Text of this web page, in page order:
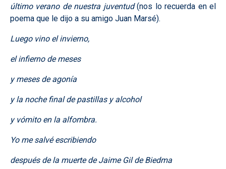
último verano de nuestra juventud(nos lo recuerda en el
poema que le dijo a su amigo Juan Marsé).
Luego vino el invierno,
el infierno de meses
y meses de agonía
y la noche final de pastillas y alcohol
y vómito en la alfombra.
Yo me salvé escribiendo
después de la muerte de Jaime Gil de Biedma